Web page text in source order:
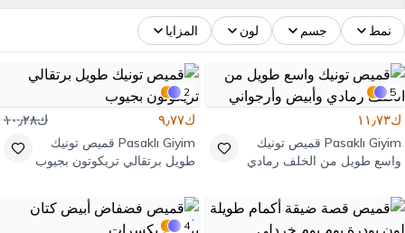
نمط جسم لون المزايا
5
ك١١٫٧٣
Pasaklı Giyim قميص تونيك
واسع طويل من الخلف رمادي
2
ك٩٫٧٧ ك١٠٫٢٨
Pasaklı Giyim قميص تونيك
طويل برتقالي تريكوتون بجيوب
4